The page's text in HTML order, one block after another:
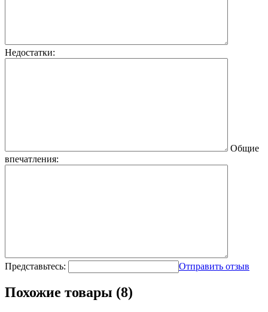
Недостатки:
Общие
впечатления:
Представьтесь: Отправить отзыв
Похожие товары (8)